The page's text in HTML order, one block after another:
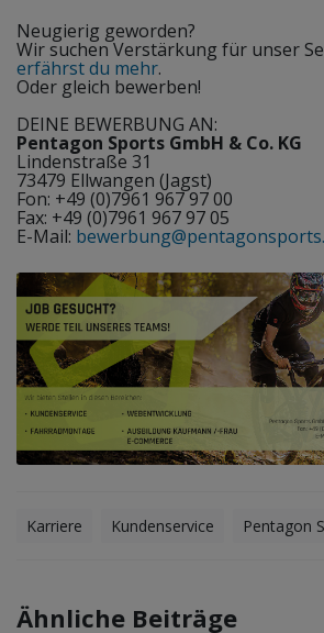
Neugierig geworden?
Wir suchen Verstärkung für unser
erfährst du mehr.
Oder gleich bewerben!
DEINE BEWERBUNG AN:
Pentagon Sports GmbH & Co. KG
Lindenstraße 31
73479 Ellwangen (Jagst)
Fon: +49 (0)7961 967 97 00
Fax: +49 (0)7961 967 97 05
E-Mail:
Karriere Kundenservice Pentagon
Ähnliche Beiträge